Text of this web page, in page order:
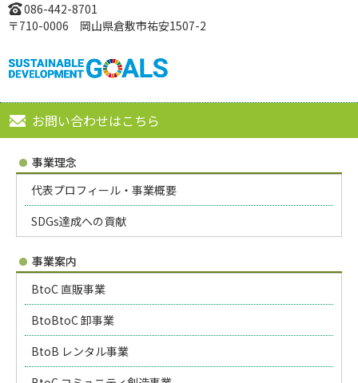
086-442-8701
〒710-0006 岡山県倉敷市祐安1507-2
お問い合わせはこちら
事業理念
代表プロフィール・事業概要
SDGs達成への貢献
事業案内
BtoC 直販事業
BtoBtoC 卸事業
BtoB レンタル事業